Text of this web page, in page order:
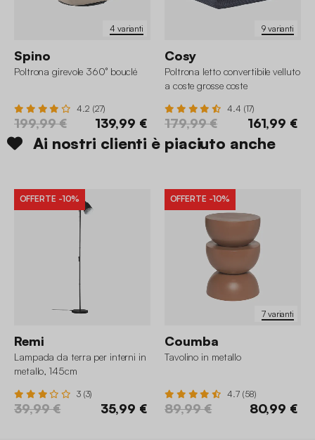
4 varianti
Spino
Poltrona girevole 360° bouclé
4.2 (27)
199,99 € 139,99 €
9 varianti
Cosy
Poltrona letto convertibile velluto
a coste grosse coste
4.4 (17)
179,99 € 161,99 €
Ai nostri clienti è piaciuto anche
OFFERTE -10%
Remi
Lampada da terra per interni in
metallo, 145cm
3 (3)
39,99 € 35,99 €
7 varianti
OFFERTE -10%
Coumba
Tavolino in metallo
4.7 (58)
89,99 € 80,99 €